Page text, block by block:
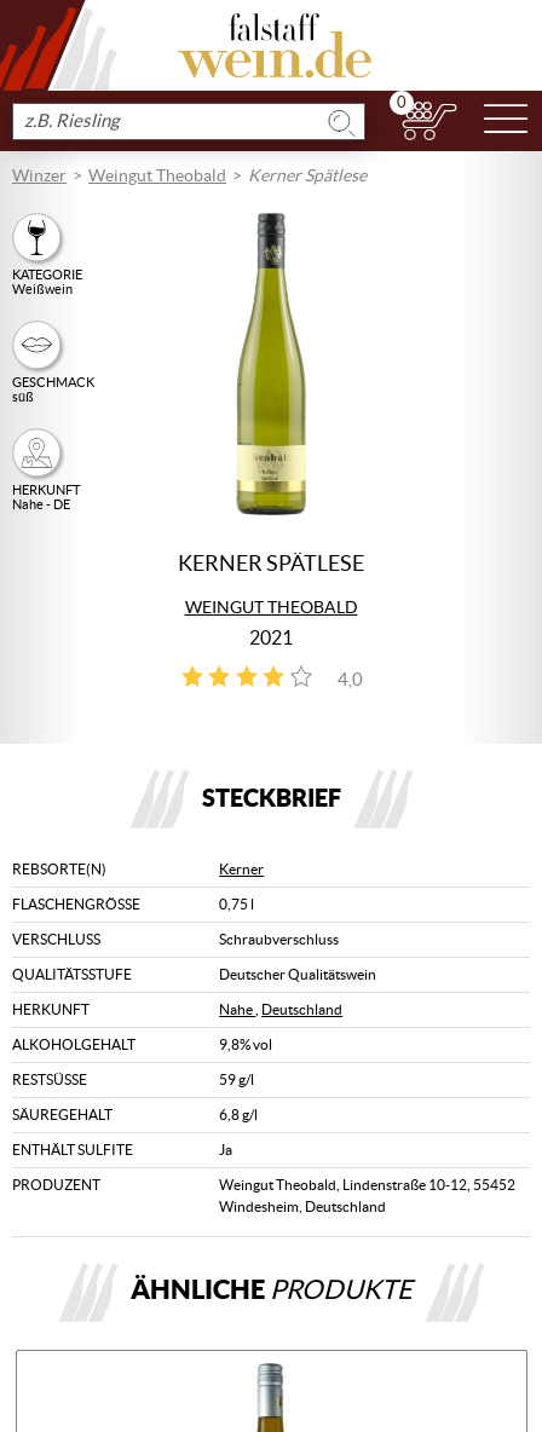
Produkt
suchen
0
Winzer Weingut Theobald Kerner Spätlese
KATEGORIE
Weißwein
GESCHMACK
süß
HERKUNFT
Nahe - DE
KERNER SPÄTLESE
WEINGUT THEOBALD
2021
4,0
3
STECKBRIEF
REBSORTE(N) Kerner
FLASCHENGRÖSSE 0,75 l
VERSCHLUSS Schraubverschluss
QUALITÄTSSTUFE Deutscher Qualitätswein
HERKUNFT Nahe Deutschland
ALKOHOLGEHALT 9,8% vol
RESTSÜSSE 59 g/l
SÄUREGEHALT 6,8 g/l
ENTHÄLT SULFITE Ja
PRODUZENT
Weingut Theobald, Lindenstraße 10-12, 55452
Windesheim, Deutschland
ÄHNLICHE PRODUKTE